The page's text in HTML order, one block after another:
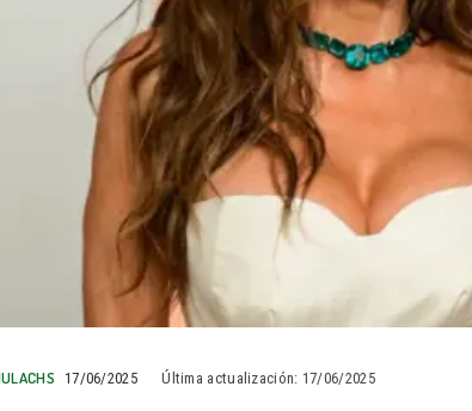
17/06/2025 Última actualización: 17/06/2025